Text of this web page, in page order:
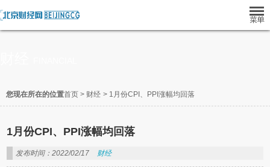
您现在所在的位置首页 > 财经 > 1月份CPI、PPI涨幅均回落
1月份CPI、PPI涨幅均回落
发布时间：2022/02/17 财经